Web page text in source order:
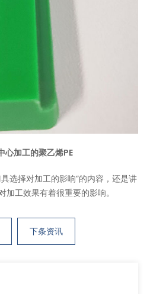
心加工的聚乙烯PE
择对加工的影响”的内容，还是讲
工效果有着很重要的影响。
下条资讯